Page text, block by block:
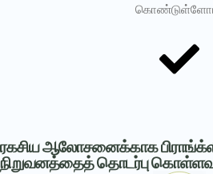
ரகசிய ஆலோசனைக்காக
நிறுவனத்தைத் தொடர்பு